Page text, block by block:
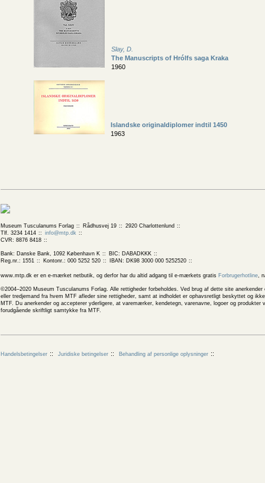
Slay, D.
The Manuscripts of Hrólfs saga Kraka
1960
Islandske originaldiplomer indtil 1450
1963
Museum Tusculanums Forlag Rådhusvej 19
2920 Charlottenlund
Tlf. 3234 1414
info@mtp.dk
CVR: 8876 8418
Bank: Danske Bank, 1092 København K
BIC: DABADKKK
Reg.nr.: 1551
Kontonr.: 000 5252 520 IBAN: DK98 3000 000 5252520
www.mtp.dk er en e-mærket netbutik, og derfor har du altid adgang til e-mærkets gratis Forbrugerhotline,
©2004–2020 Museum Tusculanums Forlag. Alle rettigheder forbeholdes. Ved brug af dette site
eller tredjemand fra hvem MTF afleder sine rettigheder, samt at indholdet er ophavsretligt beskyttet og
MTF. Du anerkender og accepterer yderligere, at varemærker, kendetegn, varenavne, logoer og
forudgående skriftligt samtykke fra MTF.
Handelsbetingelser Juridiske betingelser Behandling af personlige oplysninger